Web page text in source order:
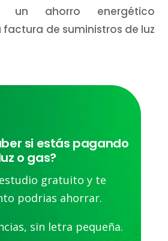
un ahorro energético
de suministros de luz
si estás pagando
o gas?
gratuito y te
podrias ahorrar.
sin letra pequeña.